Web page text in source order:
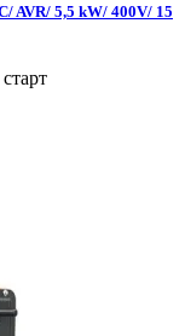
AVR/ 5,5 kW/ 400V/ 15